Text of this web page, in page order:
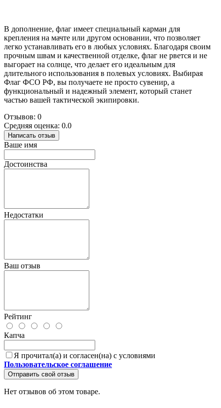
В дополнение, флаг имеет специальный карман для
крепления на мачте или другом основании, что позволяет
легко устанавливать его в любых условиях. Благодаря своим
прочным швам и качественной отделке, флаг не рвется и не
выгорает на солнце, что делает его идеальным для
длительного использования в полевых условиях. Выбирая
Флаг ФСО РФ, вы получаете не просто сувенир, а
функциональный и надежный элемент, который станет
частью вашей тактической экипировки.
Отзывов: 0
Средняя оценка: 0.0
Написать отзыв
Ваше имя
Достоинства
Недостатки
Ваш отзыв
Рейтинг
Капча
Я прочитал(а) и согласен(на) с условиями
Пользовательское соглашение
Отправить свой отзыв
Нет отзывов об этом товаре.